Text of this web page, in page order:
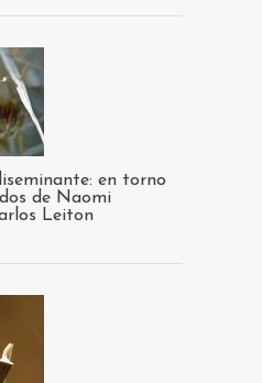
en torno
de Naomi
Leiton